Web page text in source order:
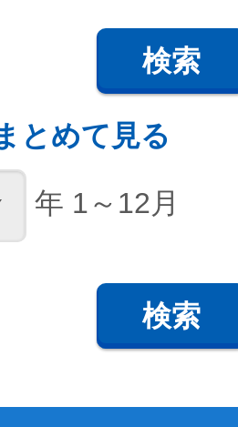
検索
とめて見る
年 1～12月
検索